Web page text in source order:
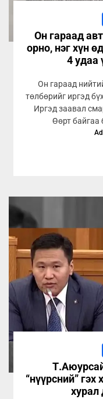
Он гараад
орно, нэг хүн
4 удаа
Он гараад
төлбөрийг иргэд
Иргэд заавал
Өөрт байгаа
“нүүрсний”